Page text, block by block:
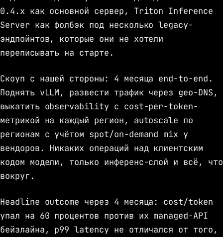
0.4.x как основной сервер, Triton Inference
Server как фолбэк под несколько legacy-
эндпойнтов, которые они не хотели
переписывать на старте.
Скоуп с нашей стороны: 4 месяца end-to-end.
Поднять vLLM, развести трафик через geo-DNS,
выкатить observability с cost-per-token-
метрикой на каждый регион, autoscale по
регионам с учётом spot/on-demand mix у
вендоров. Никаких операций над клиентским
кодом модели, только инференс-слой и всё, что
вокруг.
Headline outcome через 4 месяца: cost/token
упал на 60 процентов против их managed-API
бейзлайна, p99 latency не отличался от того,